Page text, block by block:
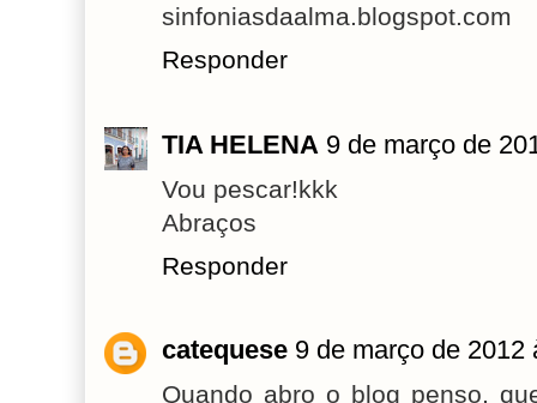
sinfoniasdaalma.blogspot.com
Responder
TIA HELENA 9 de março de
Vou pescar!kkk
Abraços
Responder
catequese 9 de março de 2012
Quando abro o blog penso,